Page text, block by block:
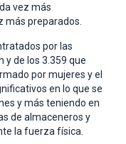
vez más
más preparados.
por las
y de los 3.359 que
por mujeres y el
en lo que se
y más teniendo en
de almaceneros y
la fuerza física.